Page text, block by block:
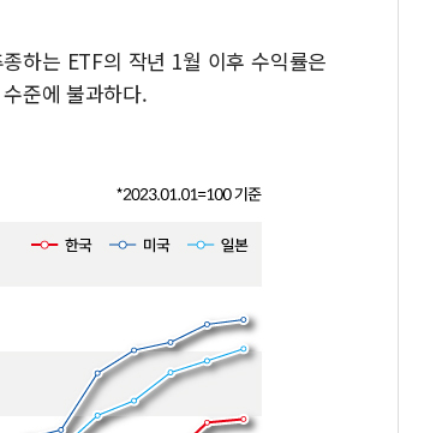
[코인 시황] 비트코인, ETF 자금 유입에도 박
하는 ETF의 작년 1월 이후 수익률은
준에 불과하다.